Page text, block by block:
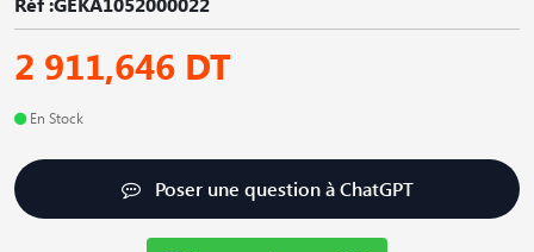
2 911,646 DT
En Stock
Poser une question à ChatGPT